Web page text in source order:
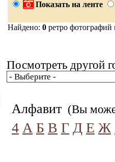
Показать на ленте
Найдено: 0 ретро
Посмотреть другой
Алфавит (Вы
4 А Б В Г Д Е Ж